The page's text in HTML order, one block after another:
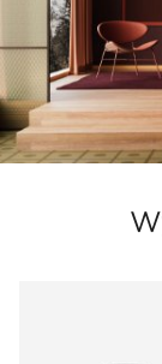
meble
wygląd